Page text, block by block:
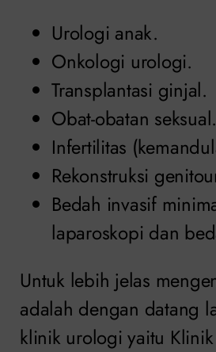
Urologi anak.
Onkologi urologi.
Transplantasi ginjal.
Obat-obatan seksual.
Infertilitas
Rekonstruksi
Bedah invasif
laparoskopi dan
Untuk lebih jelas
adalah dengan datang
klinik urologi yaitu